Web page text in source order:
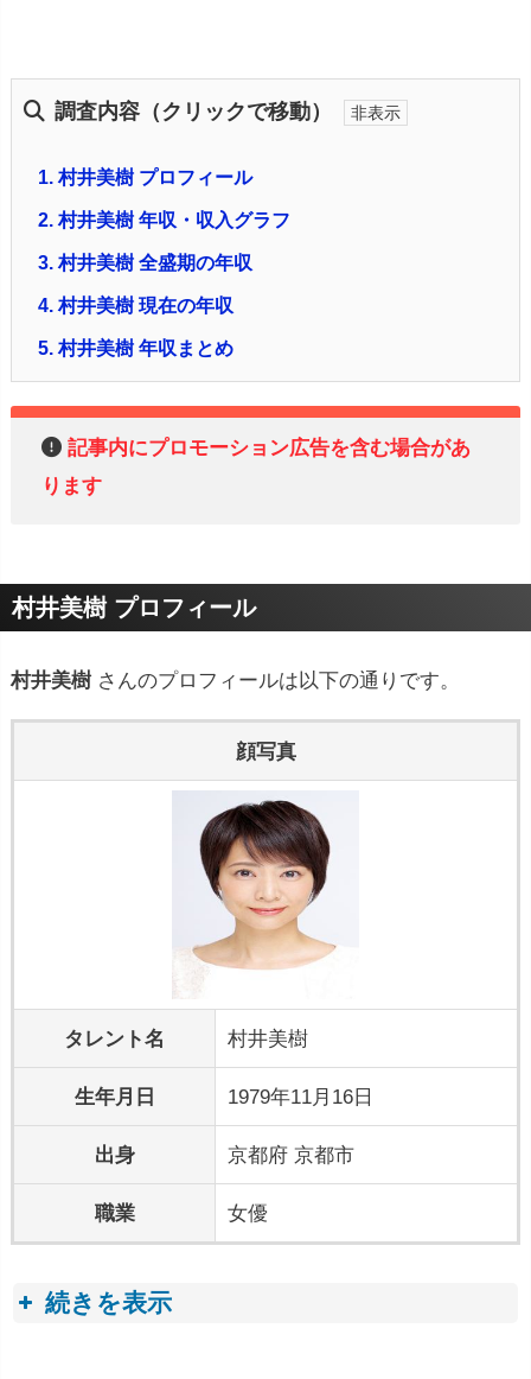
調査内容（クリックで移動）
1.村井美樹 プロフィール
2.村井美樹 年収・収入グラフ
3.村井美樹 全盛期の年収
4.村井美樹 現在の年収
5.村井美樹 年収まとめ
記事内にプロモーション広告を含む場合があ
ります
村井美樹 プロフィール
村井美樹 さんのプロフィールは以下の通りです。
顔写真
タレント名 村井美樹
生年月日 1979年11月16日
出身 京都府 京都市
職業 女優
続きを表示